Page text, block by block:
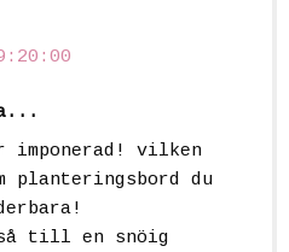
imponerad! vilken
planteringsbord du
till en snöig